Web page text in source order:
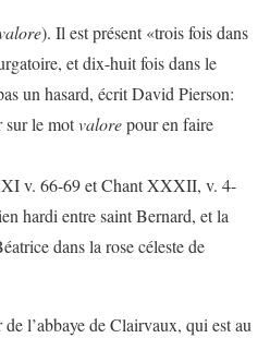
). Il est présent «trois fois dans
et dix-huit fois dans le
un hasard, écrit David Pierson:
sur le motvalorepour en faire
v. 66-69 et Chant XXXII, v. 4-
hardi entre saint Bernard, et la
dans la rose céleste de
l’abbaye de Clairvaux, qui est au